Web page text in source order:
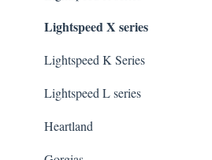
Lightspeed X series
Lightspeed K Series
Lightspeed L series
Heartland